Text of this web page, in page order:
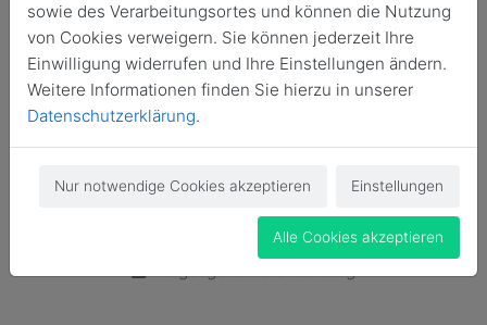
sowie des Verarbeitungsortes und können die Nutzung
von Cookies verweigern. Sie können jederzeit Ihre
Einwilligung widerrufen und Ihre Einstellungen ändern.
Weitere Informationen finden Sie hierzu in unserer
Datenschutzerklärung.
Nur notwendige Cookies akzeptieren Einstellungen
Alle Cookies akzeptieren